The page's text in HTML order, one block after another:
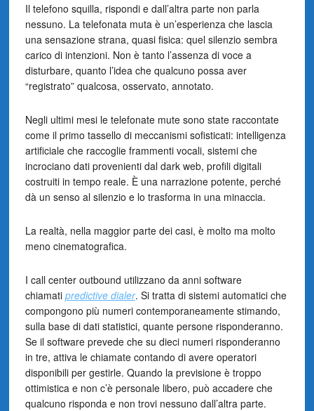
Il telefono squilla, rispondi e dall’altra parte non parla
nessuno. La telefonata muta è un’esperienza che lascia
una sensazione strana, quasi fisica: quel silenzio sembra
carico di intenzioni. Non è tanto l’assenza di voce a
disturbare, quanto l’idea che qualcuno possa aver
“registrato” qualcosa, osservato, annotato.
Negli ultimi mesi le telefonate mute sono state raccontate
come il primo tassello di meccanismi sofisticati: intelligenza
artificiale che raccoglie frammenti vocali, sistemi che
incrociano dati provenienti dal dark web, profili digitali
costruiti in tempo reale. È una narrazione potente, perché
dà un senso al silenzio e lo trasforma in una minaccia.
La realtà, nella maggior parte dei casi, è molto ma molto
meno cinematografica.
I call center outbound utilizzano da anni software
chiamati predictive dialer. Si tratta di sistemi automatici che
compongono più numeri contemporaneamente stimando,
sulla base di dati statistici, quante persone risponderanno.
Se il software prevede che su dieci numeri risponderanno
in tre, attiva le chiamate contando di avere operatori
disponibili per gestirle. Quando la previsione è troppo
ottimistica e non c’è personale libero, può accadere che
qualcuno risponda e non trovi nessuno dall’altra parte.